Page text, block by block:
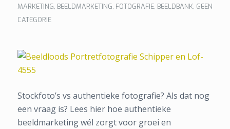
MARKETING, BEELDMARKETING, FOTOGRAFIE, BEELDBANK, GEEN
CATEGORIE
Stockfoto’s vs authentieke fotografie? Als dat nog
een vraag is? Lees hier hoe authentieke
beeldmarketing wél zorgt voor groei en